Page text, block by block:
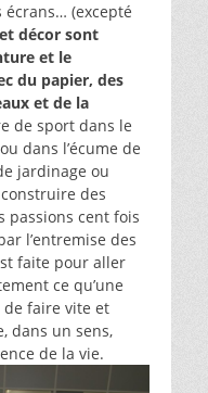
écrans… (excepté
décor sont
et le
du papier, des
et de la
de sport dans le
dans l’écume de
jardinage ou
des
passions cent fois
l’entremise des
faite pour aller
ce qu’une
faire vite et
dans un sens,
de la vie.